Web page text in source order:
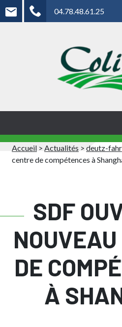
04.78.48.61.25
Accueil > Actualités > deutz-fahr
centre de compétences à
SDF
DE
À